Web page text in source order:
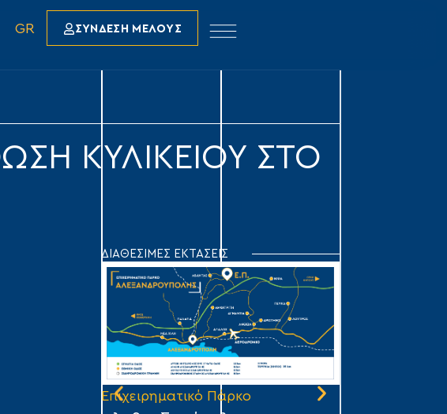
GR ΣΥΝΔΕΣΗ ΜΕΛΟΥΣ
ΚΥΛΙΚΕΙΟΥ ΣΤΟ
ΔΙΑΘΕΣΙΜΕΣ ΕΚΤΑΣΕΙΣ
Επιχειρηματικό Πάρκο